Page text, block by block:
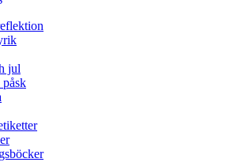
jul
påsk